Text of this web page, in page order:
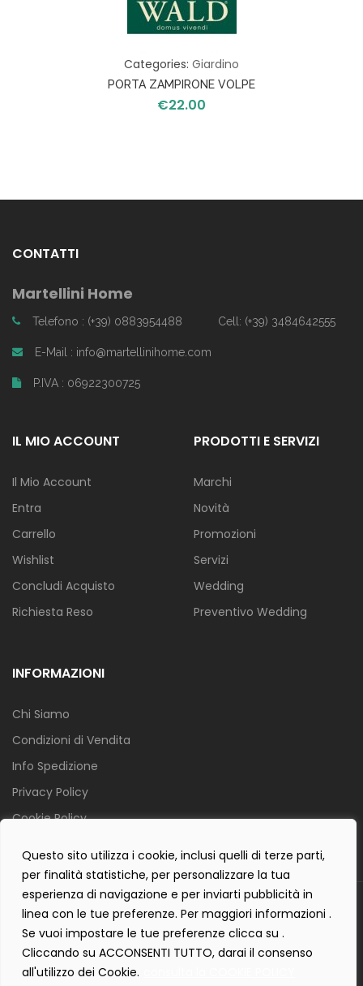
Questo sito utilizza i cookie, inclusi quelli di terze parti,
per finalità statistiche, per personalizzare la tua
esperienza di navigazione e per inviarti pubblicità in
linea con le tue preferenze. Per maggiori informazioni .
Se vuoi impostare le tue preferenze clicca su .
Cliccando su ACCONSENTI TUTTO, darai il consenso
all'utilizzo dei Cookie.
Categories: Giardino
PORTA ZAMPIRONE VOLPE
€22.00
CONTATTI
Martellini Home
Telefono : (+39) 0883954488 Cell: (+39) 3484642555
E-Mail : info@martellinihome.com
P.IVA : 06922300725
IL MIO ACCOUNT
Il Mio Account
Entra
Carrello
Wishlist
Concludi Acquisto
Richiesta Reso
PRODOTTI E SERVIZI
Marchi
Novità
Promozioni
Servizi
Wedding
Preventivo Wedding
INFORMAZIONI
Chi Siamo
Condizioni di Vendita
Info Spedizione
Privacy Policy
Cookie Policy
Copyright 2019 © Tecnostudio di Martellini Nicoletta
Powered with